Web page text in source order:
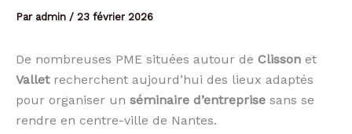
Par admin / 23 février 2026
De nombreuses PME situées autour de Clisson et
Valletrecherchent aujourd’hui des lieux adaptés
pour organiser un séminaire d’entreprise sans se
rendre en centre-ville de Nantes.